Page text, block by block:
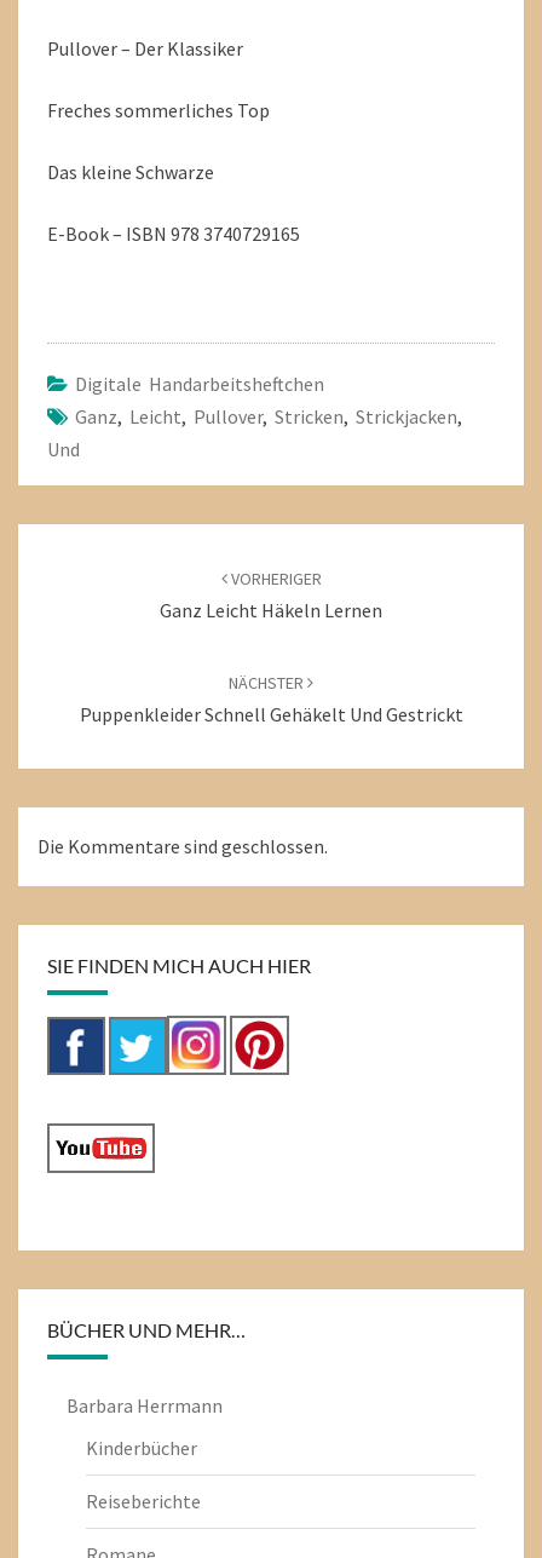
Pullover – Der Klassiker
Freches sommerliches Top
Das kleine Schwarze
E-Book – ISBN 978 3740729165
Digitale Handarbeitsheftchen
Ganz, Leicht, Pullover, Stricken, Strickjacken,
Und
VORHERIGER
Ganz Leicht Häkeln Lernen
NÄCHSTER
Puppenkleider Schnell Gehäkelt Und Gestrickt
Die Kommentare sind geschlossen.
SIE FINDEN MICH AUCH HIER
BÜCHER UND MEHR…
Barbara Herrmann
Kinderbücher
Reiseberichte